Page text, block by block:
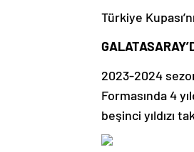
Türkiye
2023-2024
Formasında 4
beşinci yıldızı